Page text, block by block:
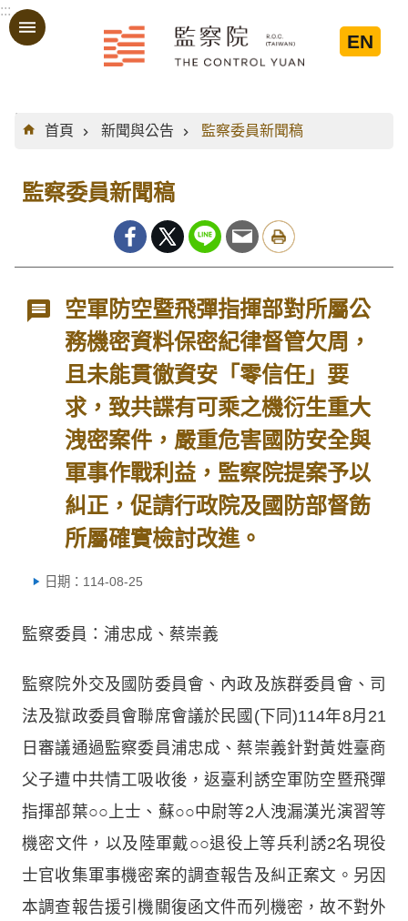
跳到主要內容區塊
:::
EN
:::
首頁
新聞與公告 監察委員新聞稿
監察委員新聞稿
空軍防空暨飛彈指揮部對所屬公
務機密資料保密紀律督管欠周，
且未能貫徹資安「零信任」要
求，致共諜有可乘之機衍生重大
洩密案件，嚴重危害國防安全與
軍事作戰利益，監察院提案予以
糾正，促請行政院及國防部督飭
所屬確實檢討改進。
日期：114-08-25
監察委員：浦忠成、蔡崇義
監察院外交及國防委員會、內政及族群委員會、司
法及獄政委員會聯席會議於民國(下同)114年8月21
日審議通過監察委員浦忠成、蔡崇義針對黃姓臺商
父子遭中共情工吸收後，返臺利誘空軍防空暨飛彈
指揮部葉○○上士、蘇○○中尉等2人洩漏漢光演習等
機密文件，以及陸軍戴○○退役上等兵利誘2名現役
士官收集軍事機密案的調查報告及糾正案文。另因
本調查報告援引機關復函文件而列機密，故不對外